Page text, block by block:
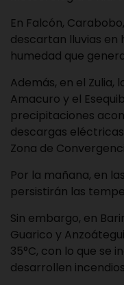
En Falcón,
descartan lluvias en
humedad que
Además, en el Zulia,
Amacuro y el
precipitaciones
descargas
Zona de
Por la mañana, en
persistirán las
Sin embargo, en
Guarico y
35°C, con lo que se
desarrollen